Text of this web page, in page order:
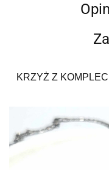
KRZYŻ Z